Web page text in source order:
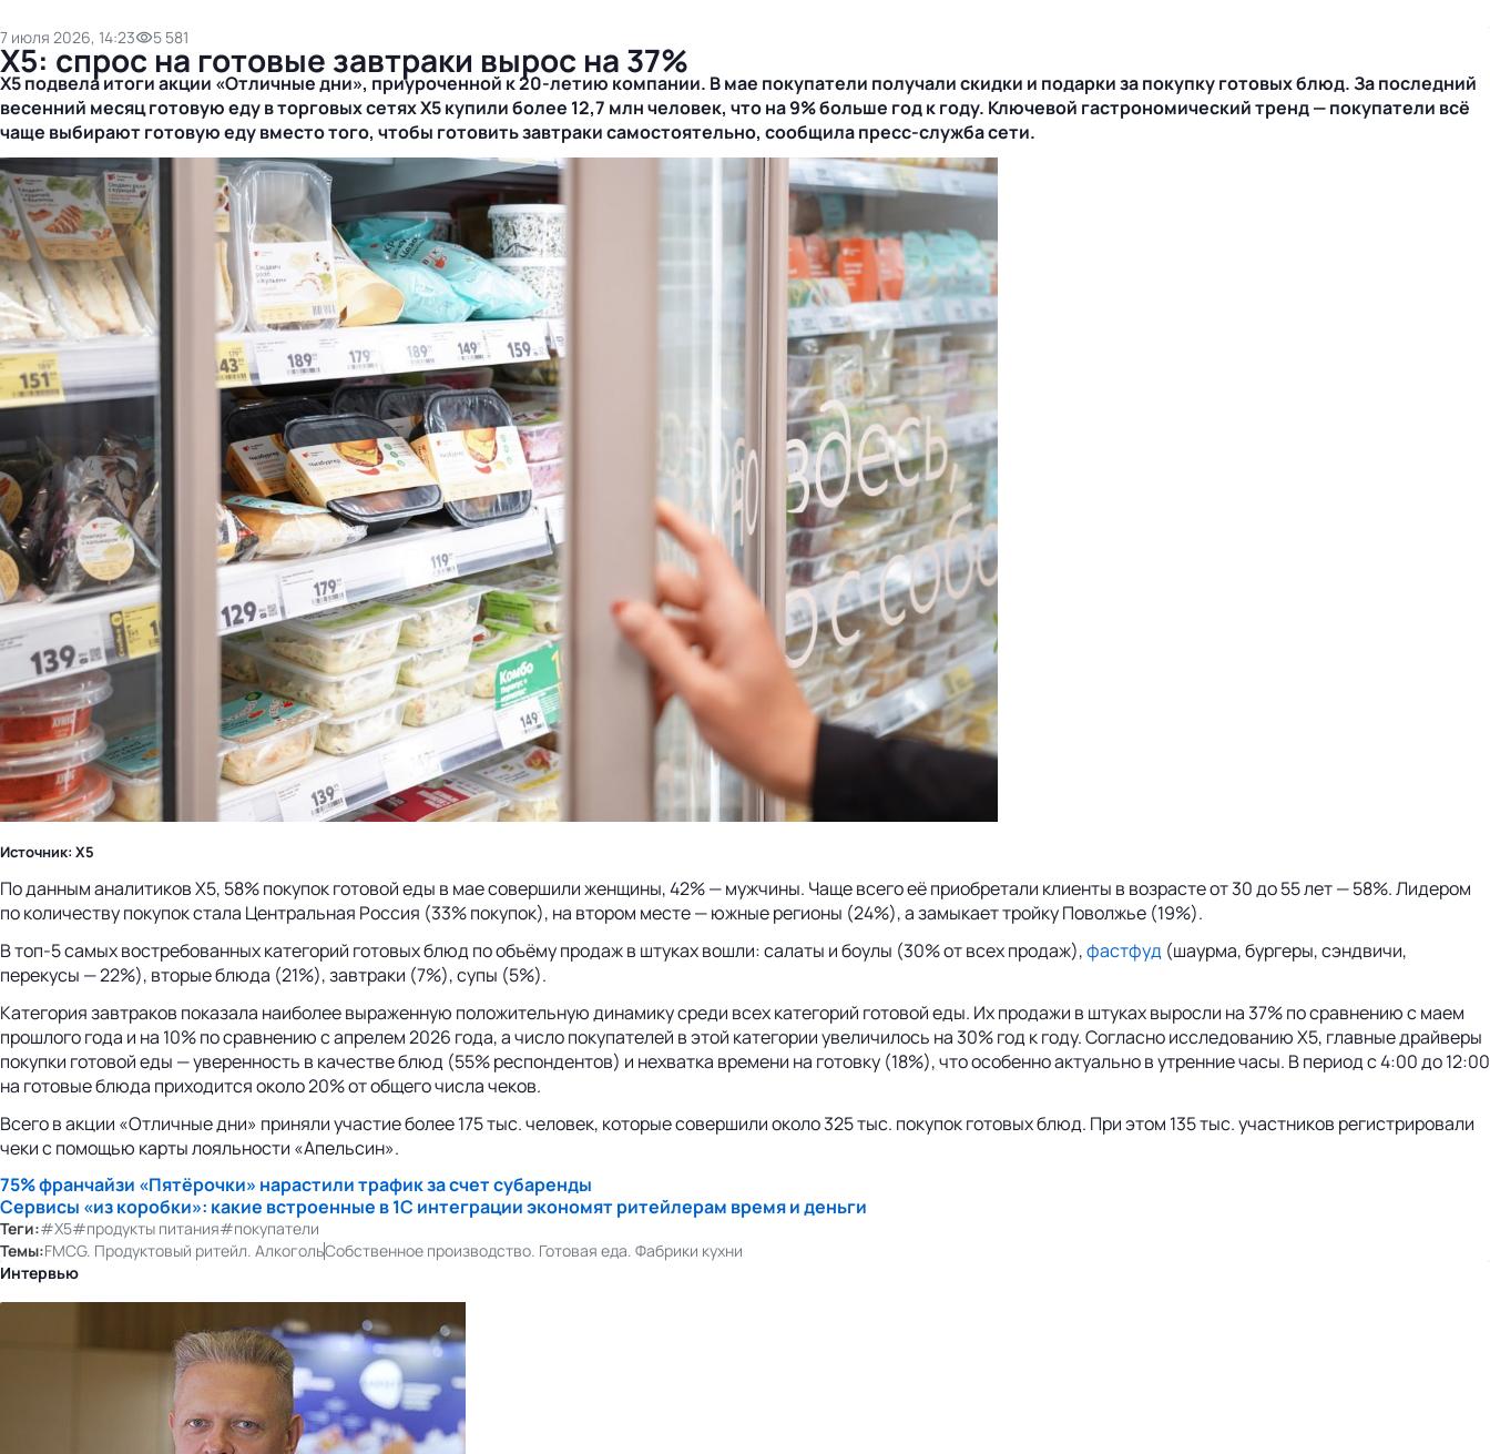
7 июля 2026, 14:23 5 581
X5: спрос на готовые завтраки вырос на 37%
X5 подвела итоги акции «Отличные дни», приуроченной к20-летию компании. В мае покупатели получали скидки и подарки за покупку готовых блюд. За последний
весенний месяц готовую еду в торговых сетях X5 купили более 12,7 млн человек, что на 9% больше год к году. Ключевой гастрономический тренд — покупатели всё
чаще выбирают готовую еду вместо того, чтобы готовить завтраки самостоятельно, сообщилапресс-службасети.
Источник: X5
По данным аналитиков X5, 58% покупок готовой еды в мае совершили женщины, 42% — мужчины. Чаще всего её приобретали клиенты в возрасте от 30 до 55 лет — 58%. Лидером
по количеству покупок стала Центральная Россия (33% покупок), на втором месте — южные регионы (24%), а замыкает тройку Поволжье (19%).
В топ-5 самых востребованных категорий готовых блюд по объёму продаж в штуках вошли: салаты и боулы (30% от всех продаж),фастфуд (шаурма, бургеры, сэндвичи,
перекусы — 22%), вторые блюда (21%), завтраки (7%), супы (5%).
Категория завтраков показала наиболее выраженную положительную динамику среди всех категорий готовой еды. Их продажи в штуках выросли на 37% по сравнению с маем
прошлого года и на 10% по сравнению с апрелем 2026 года, а число покупателей в этой категории увеличилось на 30% год к году. Согласно исследованию X5, главные драйверы
покупки готовой еды — уверенность в качестве блюд (55% респондентов) и нехватка времени на готовку (18%), что особенно актуально в утренние часы. В период с 4:00 до 12:00
на готовые блюда приходится около 20% от общего числа чеков.
Всего в акции «Отличные дни» приняли участие более 175 тыс. человек, которые совершили около 325 тыс. покупок готовых блюд. При этом 135 тыс. участников регистрировали
чеки с помощью карты лояльности «Апельсин».
75% франчайзи «Пятёрочки» нарастили трафик за счет субаренды
Сервисы «из коробки»: какие встроенные в 1С интеграции экономят ритейлерам время и деньги
Теги:#X5#продукты питания#покупатели
Темы:FMCG. Продуктовый ритейл. АлкогольСобственное производство. Готовая еда. Фабрики кухни
Интервью